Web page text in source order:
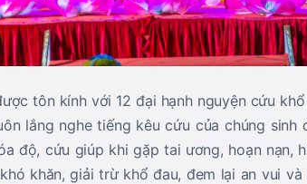
tôn kính với 12 đại hạnh nguyện cứu
lắng nghe tiếng kêu cứu của chúng
độ, cứu giúp khi gặp tai ương, hoạn nạn,
khăn, giải trừ khổ đau, đem lại an vui